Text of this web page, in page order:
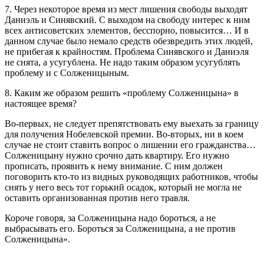
7. Через некоторое время из мест лишения свободы выходят
Даниэль и Синявский. С выходом на свободу интерес к ним
всех антисоветских элементов, бесспорно, повысится… И в
данном случае было немало средств обезвредить этих людей,
не прибегая к крайностям. Проблема Синявского и Даниэля
не снята, а усугублена. Не надо таким образом усугублять
проблему и с Солженицыным.
8. Каким же образом решить «проблему Солженицына» в
настоящее время?
Во-первых, не следует препятствовать ему выехать за границу
для получения Нобелевской премии. Во-вторых, ни в коем
случае не стоит ставить вопрос о лишении его гражданства…
Солженицыну нужно срочно дать квартиру. Его нужно
прописать, проявить к нему внимание. С ним должен
поговорить кто-то из видных руководящих работников, чтобы
снять у него весь тот горький осадок, который не могла не
оставить организованная против него травля.
Короче говоря, за Солженицына надо бороться, а не
выбрасывать его. Бороться за Солженицына, а не против
Солженицына».